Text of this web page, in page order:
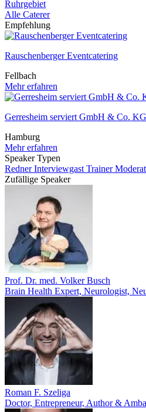
Ruhrgebiet
Alle Caterer
Empfehlung
Rauschenberger Eventcatering
Fellbach
Mehr erfahren
Gerresheim serviert GmbH & Co. KG
Hamburg
Mehr erfahren
Speaker Typen
RednerInterviewgast Trainer
Zufällige Speaker
Prof. Dr. med. Volker Busch
Brain Health Expert, Neurologist,
Roman F. Szeliga
Doctor, Entrepreneur, Author &